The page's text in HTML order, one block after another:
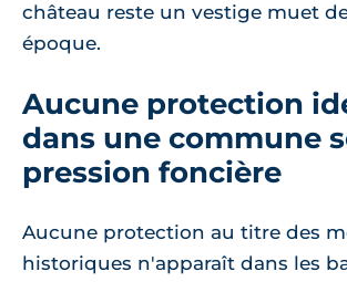
château reste un vestige muet
époque.
Aucune protection
dans une commune
pression foncière
Aucune protection au titre des
historiques n'apparaît dans les